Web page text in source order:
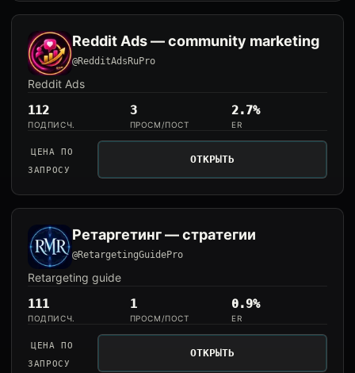
Reddit Ads — community marketing
@RedditAdsRuPro
Reddit Ads
112
ПОДПИСЧ.
3
ПРОСМ/ПОСТ
2.7%
ER
ЦЕНА ПО
ЗАПРОСУ
ОТКРЫТЬ
Ретаргетинг — стратегии
@RetargetingGuidePro
Retargeting guide
111
ПОДПИСЧ.
1
ПРОСМ/ПОСТ
0.9%
ER
ЦЕНА ПО
ЗАПРОСУ
ОТКРЫТЬ